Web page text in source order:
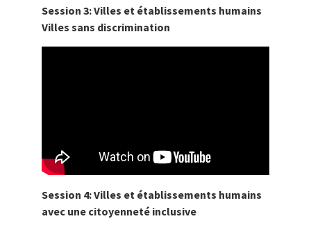
Session 3: Villes et établissements humains
Villes sans discrimination
Session 4: Villes et établissements humains
avec une citoyenneté inclusive